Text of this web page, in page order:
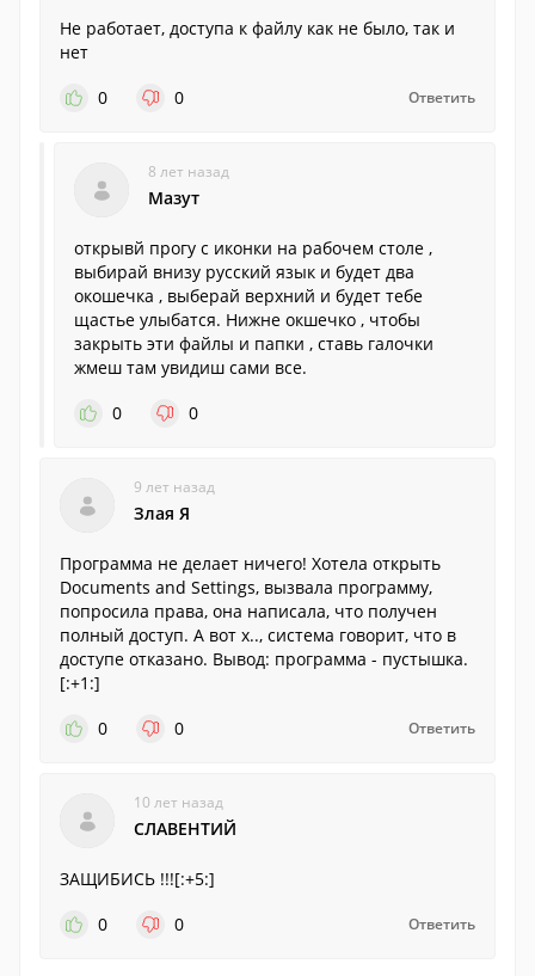
Не работает, доступа к файлу как не было, так и
нет
0
0 Ответить
8 лет назад
Мазут
открывй прогу с иконки на рабочем столе ,
выбирай внизу русский язык и будет два
окошечка , выберай верхний и будет тебе
щастье улыбатся. Нижне окшечко , чтобы
закрыть эти файлы и папки , ставь галочки
жмеш там увидиш сами все.
0
0
9 лет назад
Злая Я
Программа не делает ничего! Хотела открыть
Documents and Settings, вызвала программу,
попросила права, она написала, что получен
полный доступ. А вот х.., система говорит, что в
доступе отказано. Вывод: программа - пустышка.
[:+1:]
0
0 Ответить
10 лет назад
СЛАВЕНТИЙ
ЗАЩИБИСЬ !!![:+5:]
0
0 Ответить